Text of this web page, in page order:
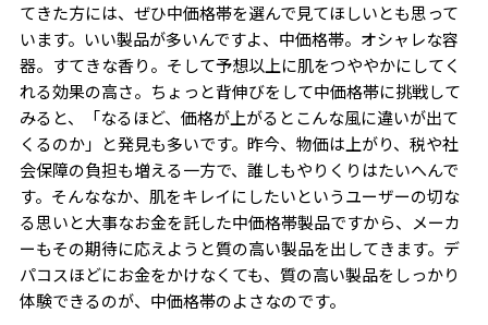
てきた方には、ぜひ中価格帯を選んで見てほしいとも思って
います。いい製品が多いんですよ、中価格帯。オシャレな容
器。すてきな香り。そして予想以上に肌をつややかにしてく
れる効果の高さ。ちょっと背伸びをして中価格帯に挑戦して
みると、「なるほど、価格が上がるとこんな風に違いが出て
くるのか」と発見も多いです。昨今、物価は上がり、税や社
会保障の負担も増える一方で、誰しもやりくりはたいへんで
す。そんななか、肌をキレイにしたいというユーザーの切な
る思いと大事なお金を託した中価格帯製品ですから、メーカ
ーもその期待に応えようと質の高い製品を出してきます。デ
パコスほどにお金をかけなくても、質の高い製品をしっかり
体験できるのが、中価格帯のよさなのです。